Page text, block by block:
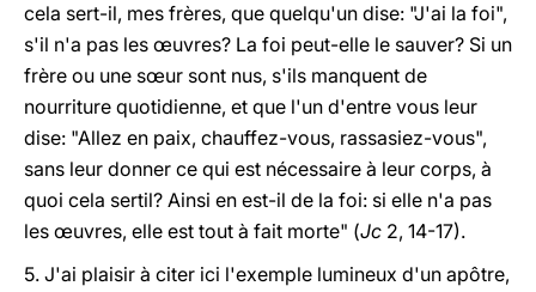
cela sert-il, mes frères, que quelqu'un dise: "J'ai la foi",
s'il n'a pas les œuvres? La foi peut-elle le sauver? Si un
frère ou une sœur sont nus, s'ils manquent de
nourriture quotidienne, et que l'un d'entre vous leur
dise: "Allez en paix, chauffez-vous, rassasiez-vous",
sans leur donner ce qui est nécessaire à leur corps, à
quoi cela sertil? Ainsi en est-il de la foi: si elle n'a pas
les œuvres, elle est tout à fait morte" (Jc 2, 14-17).
5. J'ai plaisir à citer ici l'exemple lumineux d'un apôtre,